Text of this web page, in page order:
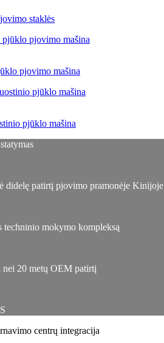
staklės
pjovimo mašina
pjūklo mašina
didelę patirtį pjovimo pramonėje Kinijoje
techninio mokymo kompleksą
nei 20 metų OEM patirtį
centrų integracija